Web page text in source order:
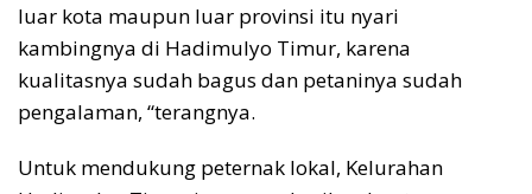
luar kota maupun luar provinsi itu nyari
kambingnya di Hadimulyo Timur, karena
kualitasnya sudah bagus dan petaninya sudah
pengalaman, “terangnya.
Untuk mendukung peternak lokal, Kelurahan